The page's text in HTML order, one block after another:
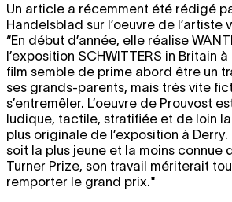
Un article a récemment été rédigé
Handelsblad sur l’oeuvre de l’artiste
“En début d’année, elle réalise
l’exposition SCHWITTERS in Britain
film semble de prime abord être un
ses grands-parents, mais très vite
s’entremêler. L’oeuvre de Prouvost
ludique, tactile, stratifiée et de loin
plus originale de l’exposition à
soit la plus jeune et la moins connue
Turner Prize, son travail mériterait
remporter le grand prix."